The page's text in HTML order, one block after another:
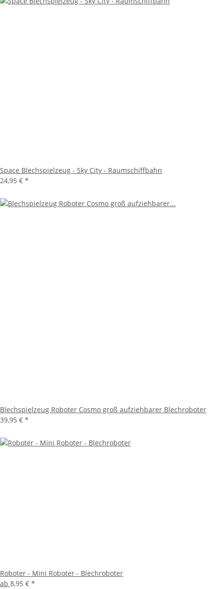
Space Blechspielzeug - Sky City - Raumschiffbahn
24,95 € *
Blechspielzeug Roboter Cosmo groß aufziehbarer Blechroboter
39,95 € *
Roboter - Mini Roboter - Blechroboter
ab 8,95 € *